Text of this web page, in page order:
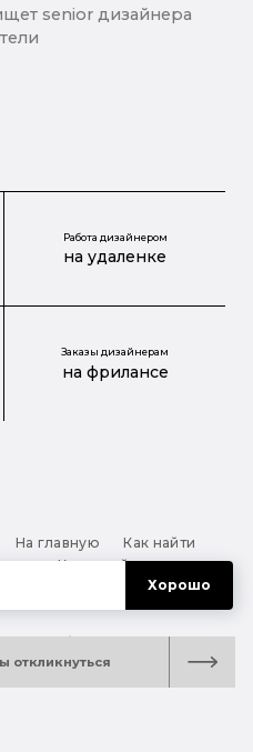
откликнуться
senior дизайнера
Работа дизайнером
на удаленке
Заказы дизайнерам
на фрилансе
На главную
Как найти
Карта сайта
данных
Файлы cookie
Как выбрать дизайнера:
заказывает дизайн
Хорошо